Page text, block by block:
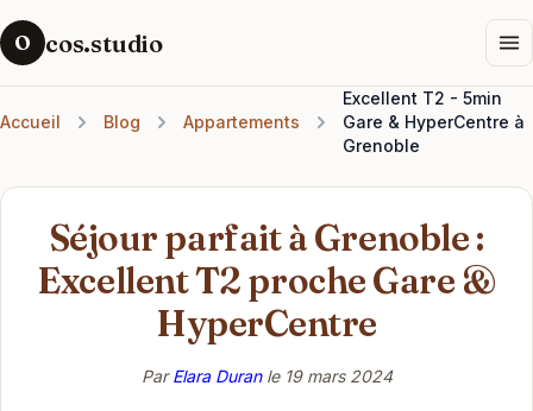
O cos.studio
Accueil Blog Appartements
Excellent T2 - 5min
Gare & HyperCentre à
Grenoble
Séjour parfait à Grenoble :
Excellent T2 proche Gare &
HyperCentre
ParElara Duranle 19 mars 2024